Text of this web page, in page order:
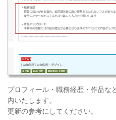
プロフィール・職務経歴・作品な
内いたします。
更新の参考にしてください。